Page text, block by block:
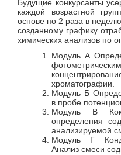
Будущие конкурсанты
каждой возрастной
основе по 2 раза в
созданному графику
химических анализов по
Модуль А
хроматографии.
Модуль Б
в пробе
Модуль В
определения
анализируемой
Модуль Г
Анализ смеси